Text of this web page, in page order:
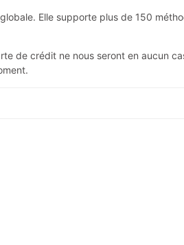
Elle supporte plus de 150
de crédit ne nous seront en aucun